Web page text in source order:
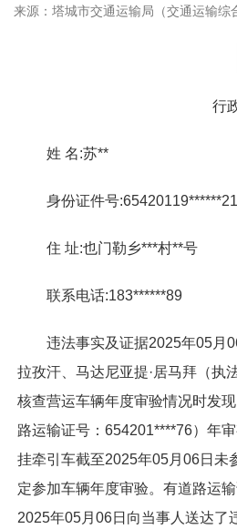
来源：塔城市交通运输局（交通运输综
行
姓 名:苏**
身份证件号:65420119******
住 址:也门勒乡***村**号
联系电话:183******89
违法事实及证据2025年05月
拉孜汗、马达尼亚提·居马拜（执
核查营运车辆年度审验情况时发
路运输证号：654201****76）年
挂牵引车截至2025年05月06日未
定参加车辆年度审验。有道路运
2025年05月06日向当事人送达了